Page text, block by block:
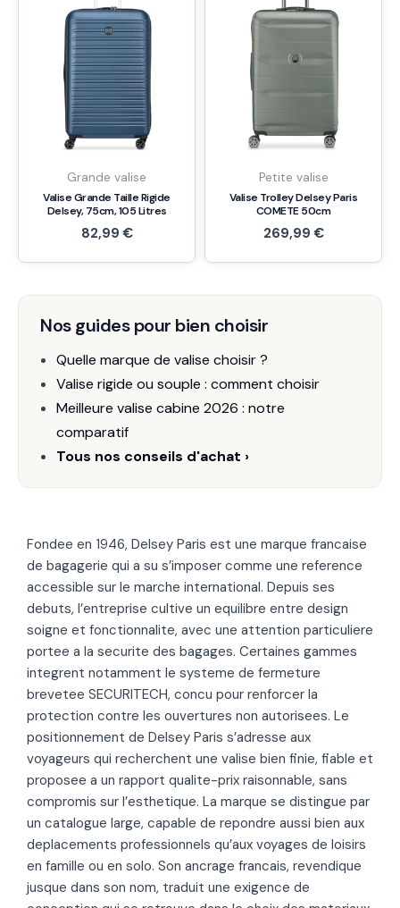
Grande valise
Valise Grande Taille Rigide
Delsey, 75cm, 105 Litres
82,99€
Petite valise
Valise Trolley Delsey Paris
COMETE 50cm
269,99€
Nos guides pour bien choisir
Quelle marque de valise choisir ?
Valise rigide ou souple : comment choisir
Meilleure valise cabine 2026 : notre
comparatif
Tous nos conseils d'achat ›
Fondee en 1946, Delsey Paris est une marque francaise
de bagagerie qui a su s’imposer comme une reference
accessible sur le marche international. Depuis ses
debuts, l’entreprise cultive un equilibre entre design
soigne et fonctionnalite, avec une attention particuliere
portee a la securite des bagages. Certaines gammes
integrent notamment le systeme de fermeture
brevetee SECURITECH, concu pour renforcer la
protection contre les ouvertures non autorisees. Le
positionnement de Delsey Paris s’adresse aux
voyageurs qui recherchent une valise bien finie, fiable et
proposee a un rapport qualite-prix raisonnable, sans
compromis sur l’esthetique. La marque se distingue par
un catalogue large, capable de repondre aussi bien aux
deplacements professionnels qu’aux voyages de loisirs
en famille ou en solo. Son ancrage francais, revendique
jusque dans son nom, traduit une exigence de